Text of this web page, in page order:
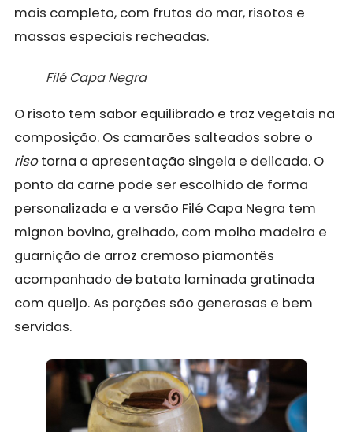
mais completo, com frutos do mar, risotos e
massas especiais recheadas.
Filé Capa Negra
O risoto tem sabor equilibrado e traz vegetais na
composição. Os camarões salteados sobre o
risotorna a apresentação singela e delicada. O
ponto da carne pode ser escolhido de forma
personalizada e a versão Filé Capa Negra tem
mignon bovino, grelhado, com molho madeira e
guarnição de arroz cremoso piamontês
acompanhado de batata laminada gratinada
com queijo. As porções são generosas e bem
servidas.